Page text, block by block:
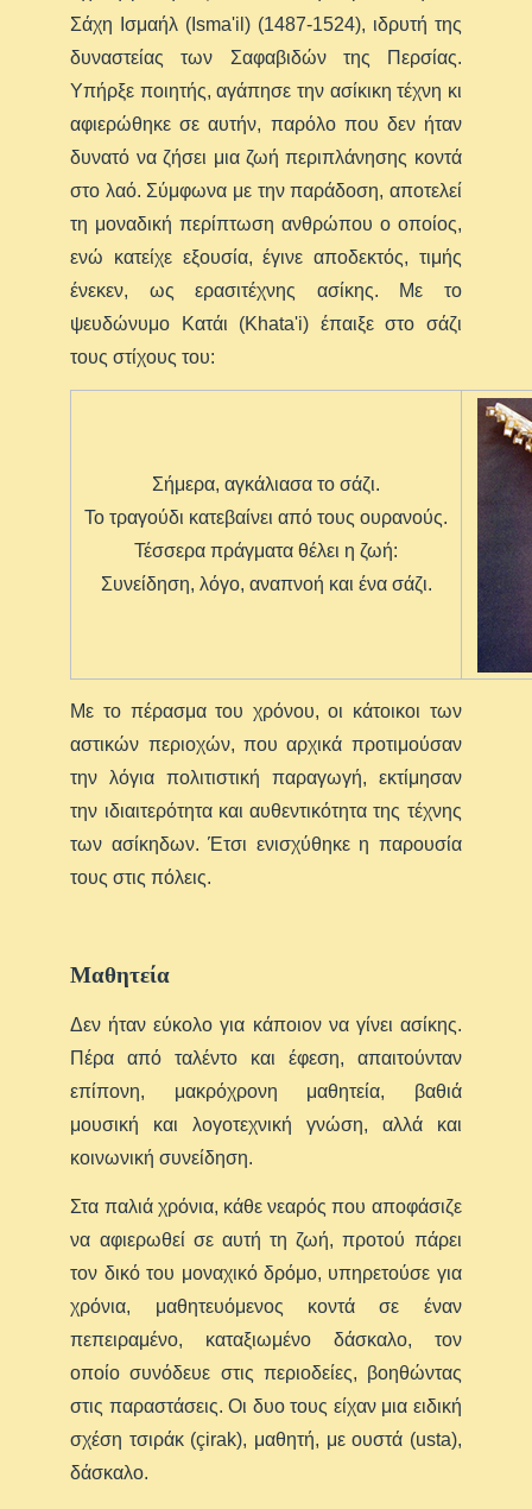
Σάχη Ισμαήλ (Isma'il) (1487-1524), ιδρυτή της
δυναστείας των Σαφαβιδών της Περσίας.
Υπήρξε ποιητής, αγάπησε την ασίκικη τέχνη κι
αφιερώθηκε σε αυτήν, παρόλο που δεν ήταν
δυνατό να ζήσει μια ζωή περιπλάνησης κοντά
στο λαό. Σύμφωνα με την παράδοση, αποτελεί
τη μοναδική περίπτωση ανθρώπου ο οποίος,
ενώ κατείχε εξουσία, έγινε αποδεκτός, τιμής
ένεκεν, ως ερασιτέχνης ασίκης. Με το
ψευδώνυμο Κατάι (Khata'i) έπαιξε στο σάζι
τους στίχους του:
Σήμερα, αγκάλιασα το σάζι.
Το τραγούδι κατεβαίνει από τους ουρανούς.
Τέσσερα πράγματα θέλει η ζωή:
Συνείδηση, λόγο, αναπνοή και ένα σάζι.
Με το πέρασμα του χρόνου, οι κάτοικοι των
αστικών περιοχών, που αρχικά προτιμούσαν
την λόγια πολιτιστική παραγωγή, εκτίμησαν
την ιδιαιτερότητα και αυθεντικότητα της τέχνης
των ασίκηδων. Έτσι ενισχύθηκε η παρουσία
τους στις πόλεις.
Μαθητεία
Δεν ήταν εύκολο για κάποιον να γίνει ασίκης.
Πέρα από ταλέντο και έφεση, απαιτούνταν
επίπονη, μακρόχρονη μαθητεία, βαθιά
μουσική και λογοτεχνική γνώση, αλλά και
κοινωνική συνείδηση.
Στα παλιά χρόνια, κάθε νεαρός που αποφάσιζε
να αφιερωθεί σε αυτή τη ζωή, προτού πάρει
τον δικό του μοναχικό δρόμο, υπηρετούσε για
χρόνια, μαθητευόμενος κοντά σε έναν
πεπειραμένο, καταξιωμένο δάσκαλο, τον
οποίο συνόδευε στις περιοδείες, βοηθώντας
στις παραστάσεις. Οι δυο τους είχαν μια ειδική
σχέση τσιράκ (çirak), μαθητή, με ουστά (usta),
δάσκαλο.